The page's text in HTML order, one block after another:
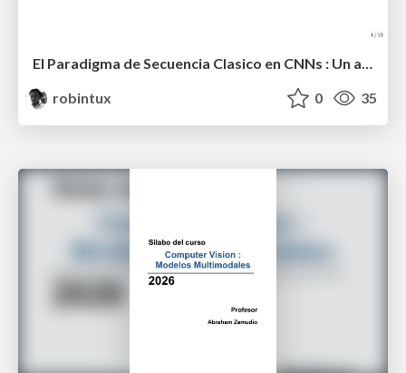
robintux
0 35